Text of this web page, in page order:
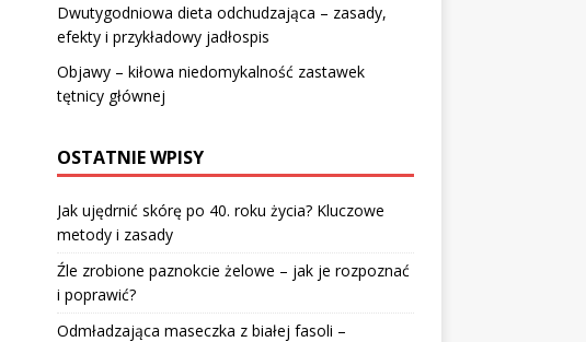
Dwutygodniowa dieta odchudzająca – zasady,
efekty i przykładowy jadłospis
Objawy – kiłowa niedomykalność zastawek
tętnicy głównej
OSTATNIE WPISY
Jak ujędrnić skórę po 40. roku życia? Kluczowe
metody i zasady
Źle zrobione paznokcie żelowe – jak je rozpoznać
i poprawić?
Odmładzająca maseczka z białej fasoli –